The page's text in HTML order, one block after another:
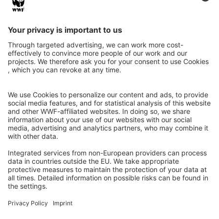
© Food ImpactsLegal notice
InstagramFacebookXLinkedIn